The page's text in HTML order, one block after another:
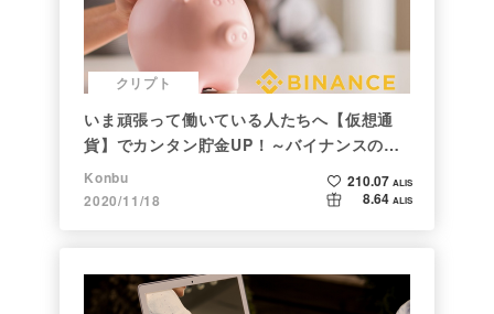
クリプト
いま頑張って働いている人たちへ【仮想通
貨】でカンタン貯金UP！～バイナンスの使
い方初心者編～
Konbu
2020/11/18
210.07 ALIS
8.64 ALIS